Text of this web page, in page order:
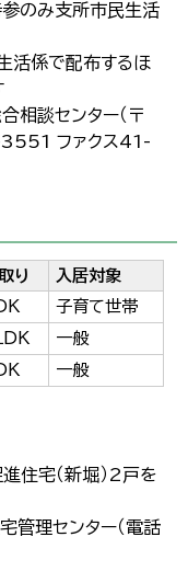
参のみ支所市民生活
活係で配布するほ
相談センター（〒
ファクス41-
り
入居対象
子育て世帯
一般
一般
住宅（新堀）2戸を
管理センター（電話